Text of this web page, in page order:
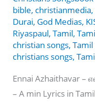
bible, christianmedia,
Durai, God Medias,
Riyaspaul,Tamil,
christian songs,
christians songs,
Ennai Azhaithavar
– A min Lyrics in